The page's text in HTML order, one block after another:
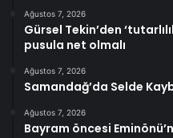
Ağustos 7, 2026
Gürsel Tekin’den
pusula net olmalı
Ağustos 7, 2026
Samandağ’da Selde
Ağustos 7, 2026
Bayram öncesi